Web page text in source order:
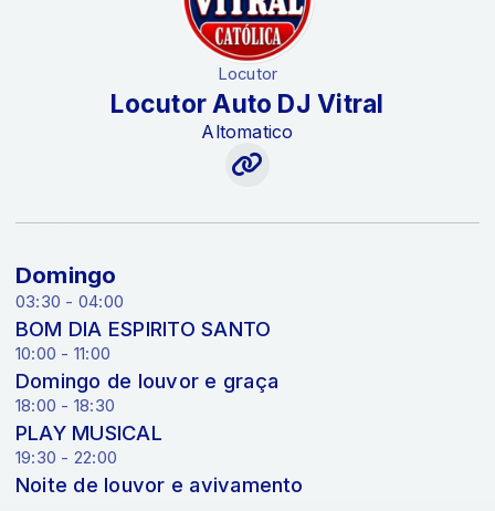
Locutor
Locutor Auto DJ Vitral
Altomatico
Domingo
03:30 - 04:00
BOM DIA ESPIRITO SANTO
10:00 - 11:00
Domingo de louvor e graça
18:00 - 18:30
PLAY MUSICAL
19:30 - 22:00
Noite de louvor e avivamento